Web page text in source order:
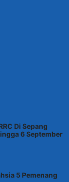
Di Sepang
6 September
5 Pemenang